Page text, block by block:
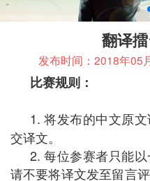
翻译
发布时间：2018年05
比赛规则：
1. 将发布的中文原
交译文。
2. 每位参赛者只能
请不要将译文发至留言